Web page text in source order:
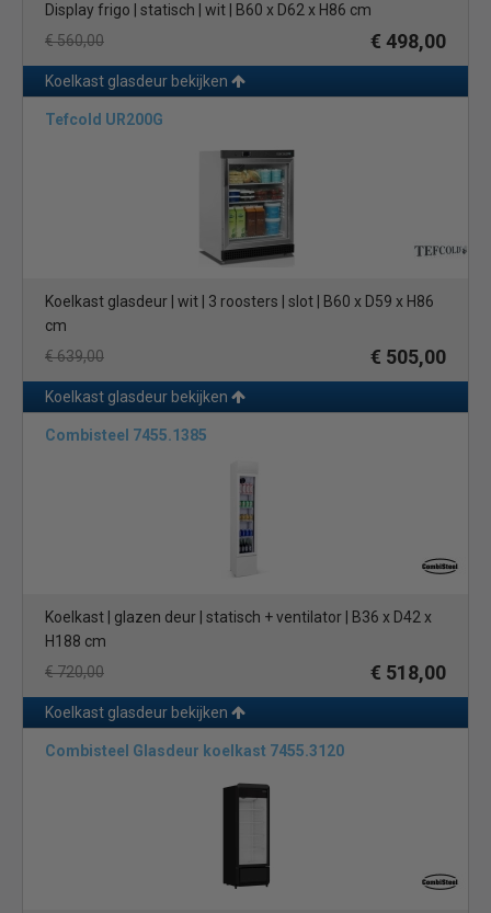
Display frigo | statisch | wit | B60 x D62 x H86 cm
€ 560,00
€ 498,00
Koelkast glasdeur bekijken
Tefcold UR200G
Koelkast glasdeur | wit | 3 roosters | slot | B60 x D59 x H86
cm
€ 639,00
€ 505,00
Koelkast glasdeur bekijken
Combisteel 7455.1385
Koelkast | glazen deur | statisch + ventilator | B36 x D42 x
H188 cm
€ 720,00
€ 518,00
Koelkast glasdeur bekijken
Combisteel Glasdeur koelkast 7455.3120